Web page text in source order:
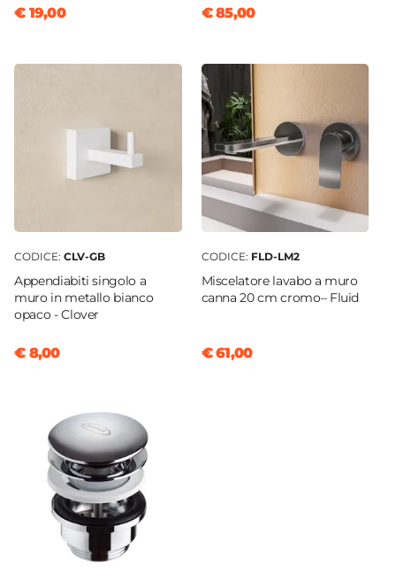
€ 19,00 € 85,00
CODICE: CLV-GB
Appendiabiti singolo a
muro in metallo bianco
opaco - Clover
€ 8,00
CODICE: FLD-LM2
Miscelatore lavabo a muro
canna 20 cm cromo– Fluid
€ 61,00